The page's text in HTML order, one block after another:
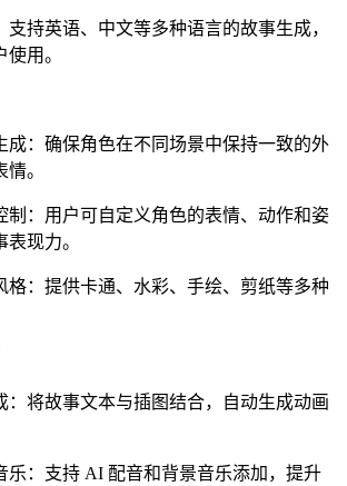
支持英语、中文等多种语言的故事生成，
用。
成：确保角色在不同场景中保持一致的外
。
制：用户可自定义角色的表情、动作和姿
现力。
格：提供卡通、水彩、手绘、剪纸等多种
：将故事文本与插图结合，自动生成动画
乐：支持 AI 配音和背景音乐添加，提升